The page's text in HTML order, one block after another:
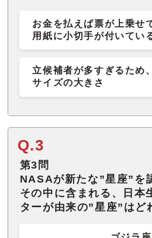
お金を払えば票が上乗せ
用紙に小切手が付いてい
立候補者が多すぎるため
サイズの大きさ
Q.3
第3問
NASAが新たな”星座”を
その中に含まれる、日本
ターが由来の”星座”はど